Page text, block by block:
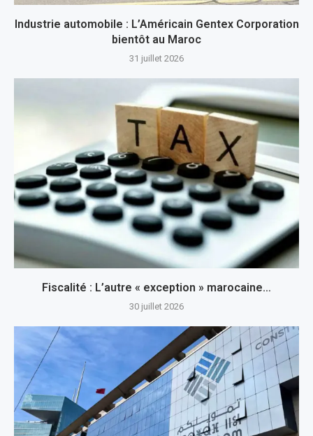
Industrie automobile : L’Américain Gentex Corporation
bientôt au Maroc
31 juillet 2026
Fiscalité : L’autre « exception » marocaine…
30 juillet 2026